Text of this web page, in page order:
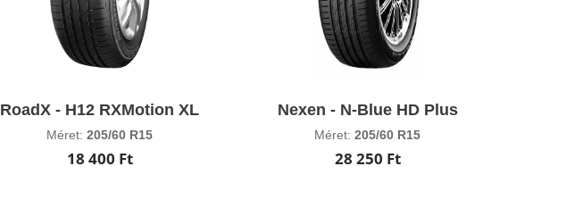
RoadX - H12 RXMotion XL
Méret:205/60 R15
18 400 Ft
Nexen - N-Blue HD Plus
Méret:205/60 R15
28 250 Ft